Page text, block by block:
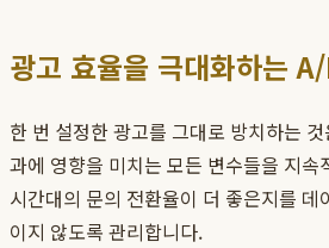
광고 효율을 극대화하는
한 번 설정한 광고를 그대로 방치하는
과에 영향을 미치는 모든 변수들을 지
시간대의 문의 전환율이 더 좋은지를
이지 않도록 관리합니다.